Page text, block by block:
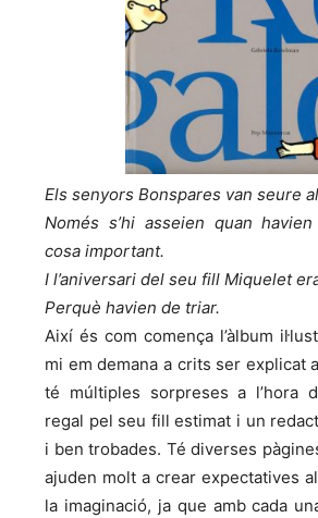
Els senyors Bonspares van seure
Només s’hi asseien quan
cosa important.
I l’aniversari del seu fill Miquelet
Perquè havien de triar.
Així és com comença l’àlbum
mi em demana a crits ser explicat
té múltiples sorpreses a l’hora
regal pel seu fill estimat i un
i ben trobades. Té diverses
ajuden molt a crear expectatives
la imaginació, ja que amb cada